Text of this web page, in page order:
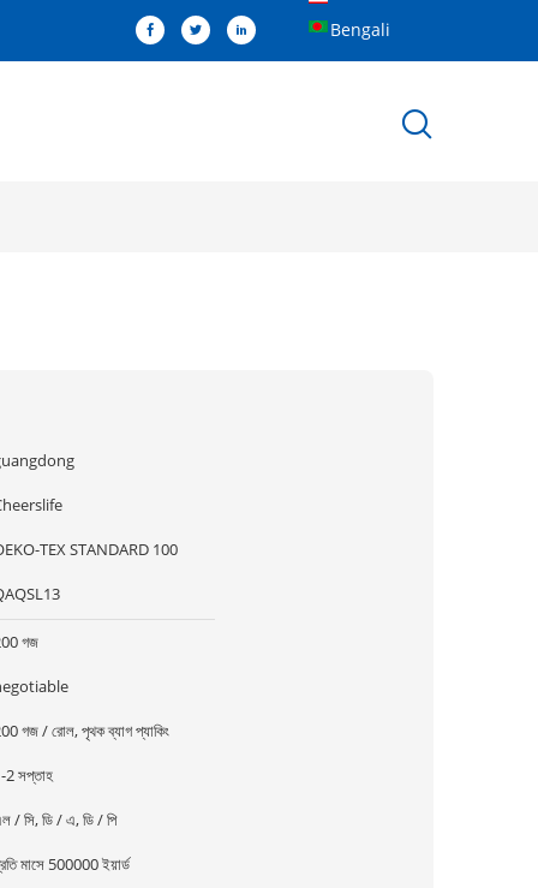
Bengali
TEX STANDARD 100
গজ
গজ / রোল, পৃথক ব্যাগ প্যাকিং
2 সপ্তাহ
/ সি, ডি / এ, ডি / পি
মাসে 500000 ইয়ার্ড